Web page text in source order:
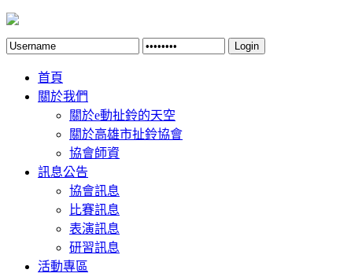
Login
首頁
關於我們
關於e動扯鈴的天空
關於高雄市扯鈴協會
協會師資
訊息公告
協會訊息
比賽訊息
表演訊息
研習訊息
活動專區